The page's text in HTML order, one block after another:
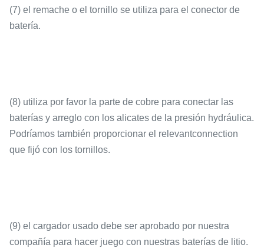
(7) el remache o el tornillo se utiliza para el conector de
batería.
(8) utiliza por favor la parte de cobre para conectar las
baterías y arreglo con los alicates de la presión hydráulica.
Podríamos también proporcionar el relevantconnection
que fijó con los tornillos.
(9) el cargador usado debe ser aprobado por nuestra
compañía para hacer juego con nuestras baterías de litio.